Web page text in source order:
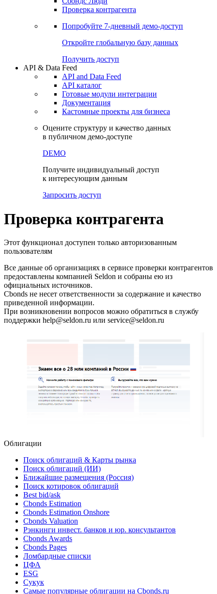
Сохраненные запросы
Чат
Проверка контрагента
Попробуйте7-дневный
Откройте глобальную базу данных
Получить доступ
API & Data Feed
API and Data Feed
Готовые модули интеграции
Документация
в публичном демо-доступе
Запросить доступ
Проверка контрагента
Этот функционал доступен только авторизованным
пользователям
Все данные об организациях в сервисе проверки контрагентов
предоставлены компанией Seldon и собраны ею из
официальных источников.
При возникновении вопросов можно обратиться в службу
Облигации
Поиск облигаций & Карты рынка
Поиск облигаций (ИИ)
Ближайшие размещения (Россия)
Поиск котировок облигаций
Best bid/ask
Cbonds Estimation
Cbonds Estimation Onshore
Cbonds Valuation
Рэнкинги инвест. банков и юр. консультантов
Cbonds Awards
Cbonds Pages
Ломбардные списки